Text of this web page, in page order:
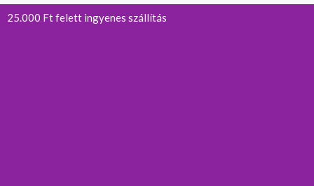
25.000 Ft felett ingyenes szállítás